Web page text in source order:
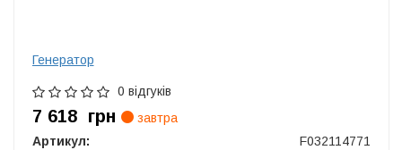
Генератор
0 відгуків
7 618 грн
завтра
Артикул:
F032114771